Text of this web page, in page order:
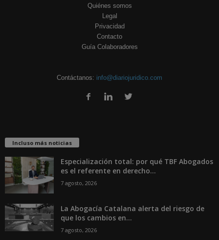
Quiénes somos
Legal
Privacidad
Contacto
Guía Colaboradores
Contáctanos: info@diariojuridico.com
Incluso más noticias
Especialización total: por qué TBF Abogados
es el referente en derecho...
7 agosto, 2026
La Abogacía Catalana alerta del riesgo de
que los cambios en...
7 agosto, 2026